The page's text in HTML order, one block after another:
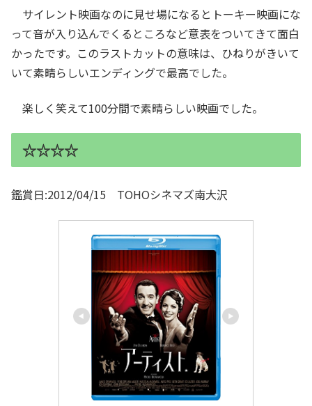
サイレント映画なのに見せ場になるとトーキー映画にな
って音が入り込んでくるところなど意表をついてきて面白
かったです。このラストカットの意味は、ひねりがきいて
いて素晴らしいエンディングで最高でした。
楽しく笑えて100分間で素晴らしい映画でした。
☆☆☆☆
鑑賞日:2012/04/15 TOHOシネマズ南大沢